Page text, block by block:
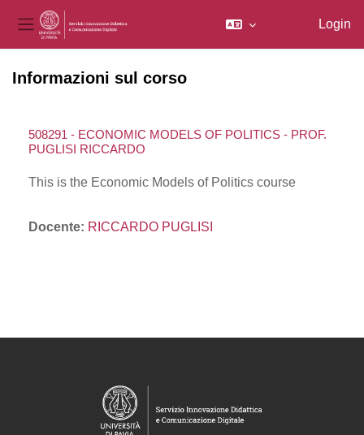
Pannello laterale
Login
Informazioni sul corso
508291 - ECONOMIC MODELS OF POLITICS - PROF.
PUGLISI RICCARDO
This is the Economic Models of Politics course
Docente: RICCARDO PUGLISI